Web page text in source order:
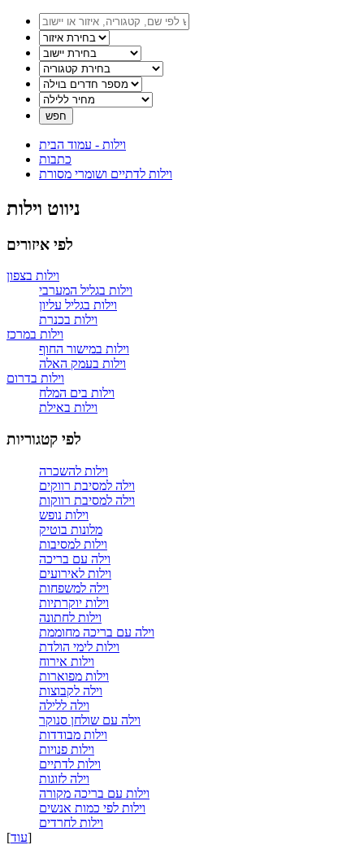
וילות - עמוד הבית
כתבות
וילות לדתיים ושומרי מסורת
ניווט וילות
לפי איזורים
וילות בצפון
וילות בגליל המערבי
וילות בגליל עליון
וילות בכנרת
וילות במרכז
וילות במישור החוף
וילות בעמק האלה
וילות בדרום
וילות בים המלח
וילות באילת
לפי קטגוריות
וילות להשכרה
וילה למסיבת רווקים
וילה למסיבת רווקות
וילות נופש
מלונות בוטיק
וילות למסיבות
וילה עם בריכה
וילות לאירועים
וילה למשפחות
וילות יוקרתיות
וילות לחתונה
וילה עם בריכה מחוממת
וילות לימי הולדת
וילות אירוח
וילות מפוארות
וילה לקבוצות
וילה ללילה
וילה עם שולחן סנוקר
וילות מבודדות
וילות פנויות
וילות לדתיים
וילה לזוגות
וילות עם בריכה מקורה
וילות לפי כמות אנשים
וילות לחרדים
[עוד]